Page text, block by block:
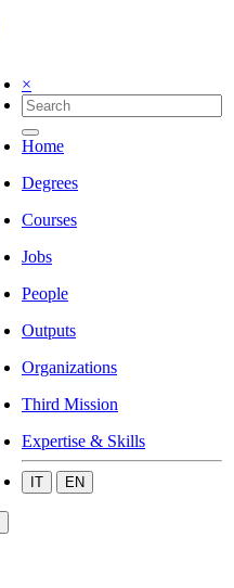
×
Home
Degrees
Courses
Jobs
People
Outputs
Organizations
Third Mission
Expertise & Skills
IT EN